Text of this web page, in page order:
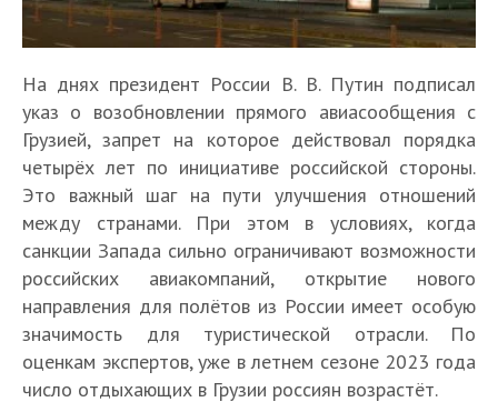
На днях президент России В. В. Путин подписал
указ о возобновлении прямого авиасообщения с
Грузией, запрет на которое действовал порядка
четырёх лет по инициативе российской стороны.
Это важный шаг на пути улучшения отношений
между странами. При этом в условиях, когда
санкции Запада сильно ограничивают возможности
российских авиакомпаний, открытие нового
направления для полётов из России имеет особую
значимость для туристической отрасли. По
оценкам экспертов, уже в летнем сезоне 2023 года
число отдыхающих в Грузии россиян возрастёт.